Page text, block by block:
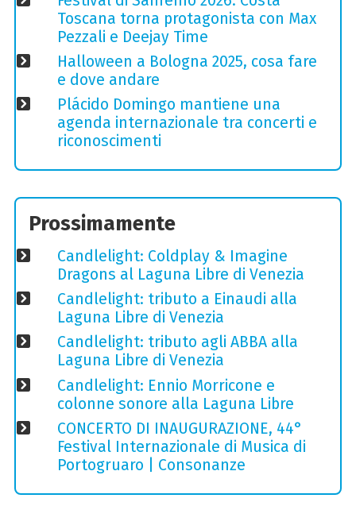
Toscana torna protagonista con Max
Pezzali e Deejay Time
Halloween a Bologna 2025, cosa fare
e dove andare
Plácido Domingo mantiene una
agenda internazionale tra concerti e
riconoscimenti
Prossimamente
Candlelight: Coldplay & Imagine
Dragons al Laguna Libre di Venezia
Candlelight: tributo a Einaudi alla
Laguna Libre di Venezia
Candlelight: tributo agli ABBA alla
Laguna Libre di Venezia
Candlelight: Ennio Morricone e
colonne sonore alla Laguna Libre
CONCERTO DI INAUGURAZIONE, 44°
Festival Internazionale di Musica di
Portogruaro | Consonanze